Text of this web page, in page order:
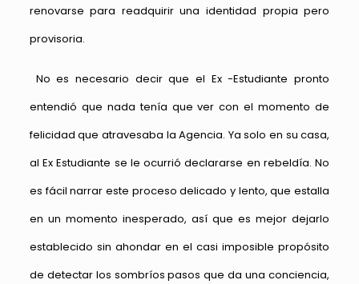
renovarse para readquirir una identidad propia pero
provisoria.
No es necesario decir que el Ex -Estudiante pronto
entendió que nada tenía que ver con el momento de
felicidad que atravesaba la Agencia. Ya solo en su casa,
al Ex Estudiante se le ocurrió declararse en rebeldía. No
es fácil narrar este proceso delicado y lento, que estalla
en un momento inesperado, así que es mejor dejarlo
establecido sin ahondar en el casi imposible propósito
de detectar los sombríos pasos que da una conciencia,